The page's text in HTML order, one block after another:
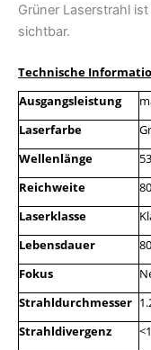
Grüner Laserstrahl
sichtbar.
Technische
Ausgangsleistung
Laserfarbe
Wellenlänge
Reichweite
Laserklasse
Lebensdauer
Fokus
Strahldurchmesser
Strahldivergenz